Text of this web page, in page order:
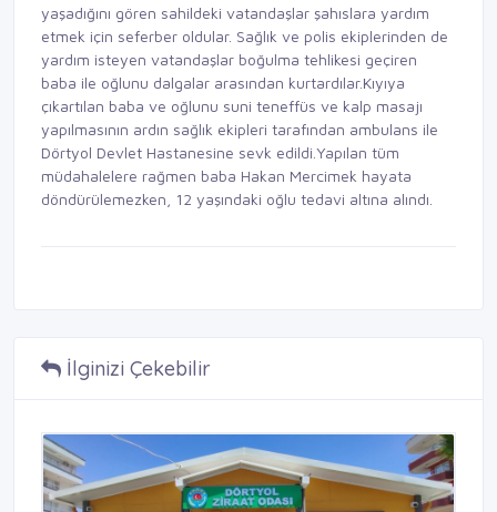
yaşadığını gören sahildeki vatandaşlar şahıslara yardım
etmek için seferber oldular. Sağlık ve polis ekiplerinden de
yardım isteyen vatandaşlar boğulma tehlikesi geçiren
baba ile oğlunu dalgalar arasından kurtardılar.Kıyıya
çıkartılan baba ve oğlunu suni teneffüs ve kalp masajı
yapılmasının ardın sağlık ekipleri tarafından ambulans ile
Dörtyol Devlet Hastanesine sevk edildi.Yapılan tüm
müdahalelere rağmen baba Hakan Mercimek hayata
döndürülemezken, 12 yaşındaki oğlu tedavi altına alındı.
İlginizi Çekebilir